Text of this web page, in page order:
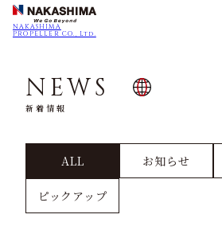
NAKASHIMA
PROPELLER CO., Ltd.
NEWS
新着情報
ALL お知らせ
ピックアップ